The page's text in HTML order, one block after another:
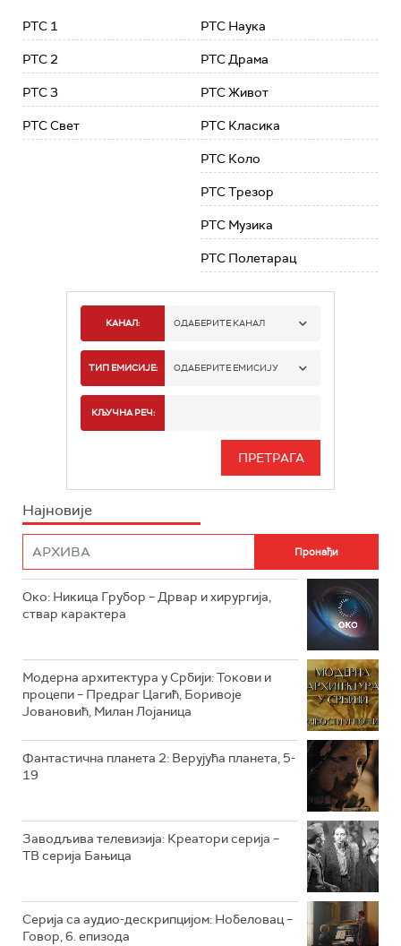
РТС 1
РТС 2
РТС 3
РТС Свет
РТС Наука
РТС Драма
РТС Живот
РТС Класика
РТС Коло
РТС Трезор
РТС Музика
РТС Полетарац
КАНАЛ: ОДАБЕРИТЕ КАНАЛ
РТС 1
РТС 3
РТС ЖИВОТ
РТС КОЛО
ТИП ЕМИСИЈЕ: ОДАБЕРИТЕ ЕМИСИЈУ
ИНФО
КЉУЧНА РЕЧ:
Најновије
Око: Никица Грубор – Дрвар и хирургија,
ствар карактера
Модерна архитектура у Србији: Токови и
процепи – Предраг Цагић, Боривоје
Јовановић, Милан Лојаница
Фантастична планета 2: Верујућа планета, 5-
19
Заводљива телевизија: Креатори серија –
ТВ серија Бањица
Серија са аудио-дескрипцијом: Нобеловац –
Говор, 6. епизода